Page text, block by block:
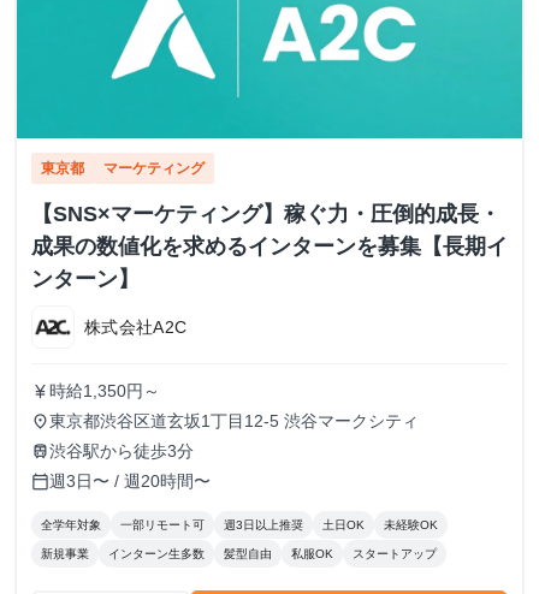
東京都 マーケティング
【SNS×マーケティング】稼ぐ力・圧倒的成長・
成果の数値化を求めるインターンを募集【長期イ
ンターン】
株式会社A2C
currency_yen 時給1,350円～
place東京都渋谷区道玄坂1丁目12-5 渋谷マークシティ
train渋谷駅から徒歩3分
calendar_today週3日〜 / 週20時間〜
全学年対象 一部リモート可 週3日以上推奨 土日OK 未経験OK
新規事業 インターン生多数 髪型自由 私服OK スタートアップ